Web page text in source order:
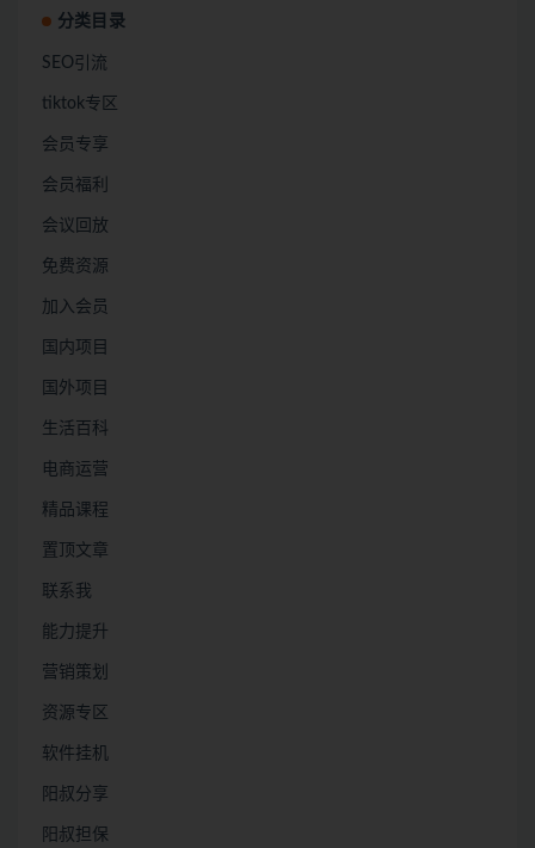
分类目录
SEO引流
tiktok专区
会员专享
会员福利
会议回放
免费资源
加入会员
国内项目
国外项目
生活百科
电商运营
精品课程
置顶文章
联系我
能力提升
营销策划
资源专区
软件挂机
阳叔分享
阳叔担保